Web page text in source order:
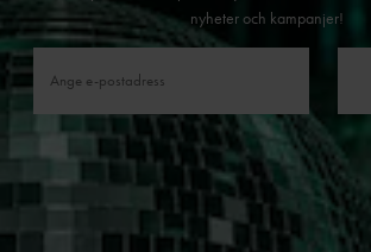
nyheter och kampanjer!